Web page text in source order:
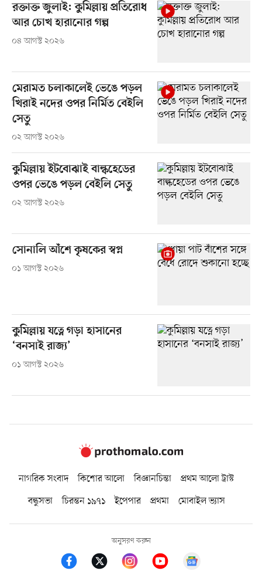
রক্তাক্ত জুলাই: কুমিল্লায় প্রতিরোধ
আর চোখ হারানোর গল্প
০৪ আগস্ট ২০২৬
মেরামত চলাকালেই ভেঙে পড়ল
খিরাই নদের ওপর নির্মিত বেইলি
সেতু
০২ আগস্ট ২০২৬
কুমিল্লায় ইটবোঝাই বাল্কহেডের
ওপর ভেঙে পড়ল বেইলি সেতু
০২ আগস্ট ২০২৬
সোনালি আঁশে কৃষকের স্বপ্ন
০১ আগস্ট ২০২৬
কুমিল্লায় যত্নে গড়া হাসানের
‘বনসাই রাজ্য’
০১ আগস্ট ২০২৬
নাগরিক সংবাদ কিশোর আলো বিজ্ঞানচিন্তা
প্রথম আলো ট্রাস্ট
বন্ধুসভা
চিরন্তন ১৯৭১ ইপেপার প্রথমা মোবাইল ভ্যাস
অনুসরণ করুন